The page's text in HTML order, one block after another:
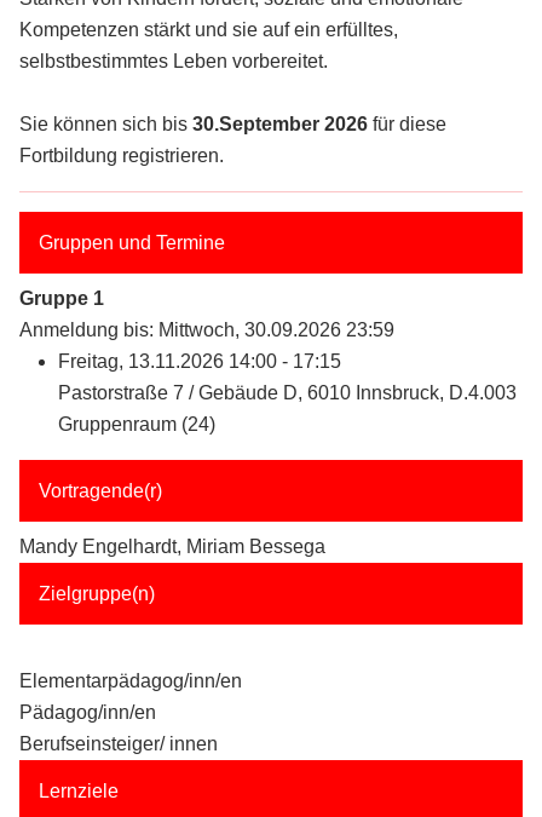
Kompetenzen stärkt und sie auf ein erfülltes,
selbstbestimmtes Leben vorbereitet.
Sie können sich bis 30.September 2026 für diese
Fortbildung registrieren.
Gruppen und Termine
Gruppe 1
Anmeldung bis: Mittwoch, 30.09.2026 23:59
Freitag, 13.11.2026 14:00 - 17:15
Pastorstraße 7 / Gebäude D, 6010 Innsbruck, D.4.003
Gruppenraum (24)
Vortragende(r)
Mandy Engelhardt, Miriam Bessega
Zielgruppe(n)
Elementarpädagog/inn/en
Pädagog/inn/en
Berufseinsteiger/ innen
Lernziele